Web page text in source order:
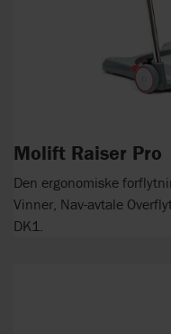
Molift Raiser Pro
Den ergonomiske
Vinner, Nav-avtale
DK1.